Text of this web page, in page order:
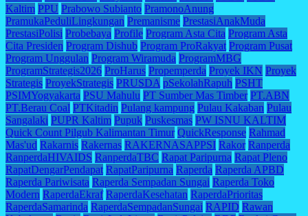
Kaltim PPU Prabowo Subianto PramonoAnung
PramukaPeduliLingkungan Premanisme PrestasiAnakMuda
PrestasiPolisi Probebaya Profile Program Asta Cita Program Asta
Cita Presiden Program Dishub Program ProRakyat Program Pusat
Program Unggulan Program Wiramuda ProgramMBG
ProgramStrategis2026 ProHarus Propemperda Proyek IKN Proyek
Strategis ProyekStrategis PRUSDA pSekolahRapuh PSHT
PSIMYogyakarta PSU Mahulu PT Sumber Mas Timber PT.ABN
PT.Berau Coal PTKitadin Pulang kampung Pulau Kakaban Pulau
Sangalaki PUPR Kaltim Pupuk Puskesmas PW ISNU KALTIM
Quick Count Pilgub Kalimantan Timur QuickResponse Rahmad
Mas'ud Rakarnis Rakernas RAKERNASAPPSI Rakor Ranperda
RanperdaHIVAIDS RanperdaTBC Rapat Paripurna Rapat Pleno
RapatDengarPendapat RapatParipurna Raperda Raperda APBD
Raperda Pariwisata Raperda Sempadan Sungai Raperda Toko
Modern RaperdaEkraf RaperdaKesehatan RaperdaPrioritas
RaperdaSamarinda RaperdaSempadanSungai RAPID Rawan